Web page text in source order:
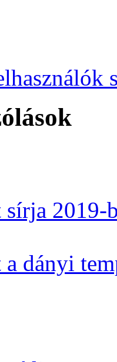
2019-
dányi